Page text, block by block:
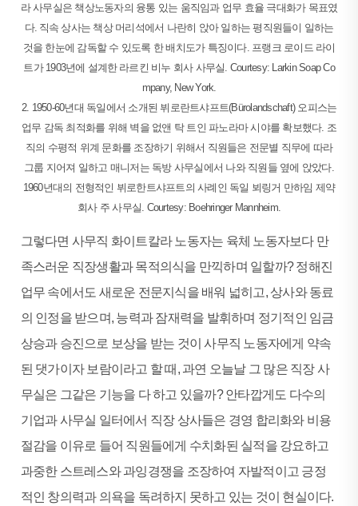
라 사무실은 책상노동자의 융통 있는 움직임과 업무 효율 극대화가 목표였
다. 직속 상사는 책상 머리석에서 나란히 앉아 일하는 평직원들이 일하는
것을 한눈에 감독할 수 있도록 한 배치도가 특징이다. 프랭크 로이드 라이
트가 1903년에 설계한 라르킨 비누 회사 사무실. Courtesy: Larkin Soap Co
mpany, New York.
2. 1950-60년대 독일에서 소개된 뷔로란트샤프트(Bürolandschaft) 오피스는
업무 감독 최적화를 위해 벽을 없앤 탁 트인 파노라마 시야를 확보했다. 조
직의 수평적 위계 문화를 조장하기 위해서 직원들은 전문별 직무에 따라
그룹 지어져 일하고 매니저는 독방 사무실에서 나와 직원들 옆에 앉았다.
1960년대의 전형적인 뷔로한트샤프트의 사례인 독일 뵈링거 만하임 제약
회사 주 사무실. Courtesy: Boehringer Mannheim.
그렇다면 사무직 화이트칼라 노동자는 육체 노동자보다 만
족스러운 직장생활과 목적의식을 만끽하며 일할까? 정해진
업무 속에서도 새로운 전문지식을 배워 넓히고, 상사와 동료
의 인정을 받으며, 능력과 잠재력을 발휘하며 정기적인 임금
상승과 승진으로 보상을 받는 것이 사무직 노동자에게 약속
된 댓가이자 보람이라고 할 때, 과연 오늘날 그 많은 직장 사
무실은 그같은 기능을 다 하고 있을까? 안타깝게도 다수의
기업과 사무실 일터에서 직장 상사들은 경영 합리화와 비용
절감을 이유로 들어 직원들에게 수치화된 실적을 강요하고
과중한 스트레스와 과잉경쟁을 조장하여 자발적이고 긍정
적인 창의력과 의욕을 독려하지 못하고 있는 것이 현실이다.